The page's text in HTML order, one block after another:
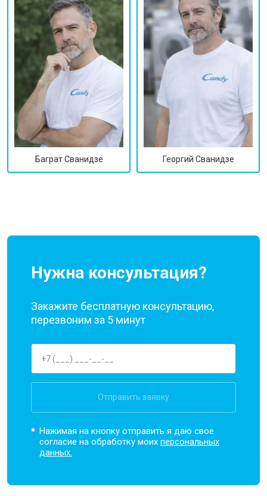
Баграт Сванидзе Георгий Сванидзе
Нужна консультация?
Закажите бесплатную консультацию,
перезвоним за 5 минут
Отправить заявку
Нажимая на кнопку отправить я даю свое
согласие на обработку моихперсональных
данных.